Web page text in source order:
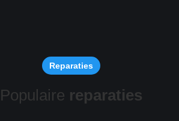
Reparaties
Populaire reparaties